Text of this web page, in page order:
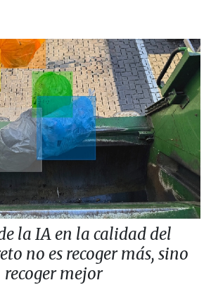
la IA en la calidad del
no es recoger más, sino
recoger mejor